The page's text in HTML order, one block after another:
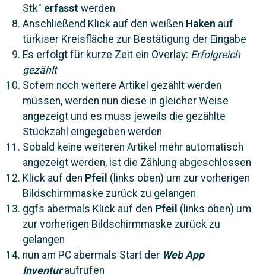
Stk" erfasstwerden
Anschließend Klick auf den weißen Haken auf
türkiser Kreisfläche zur Bestätigung der Eingabe
Es erfolgt für kurze Zeit ein Overlay: Erfolgreich
gezählt
Sofern noch weitere Artikel gezählt werden
müssen, werden nun diese in gleicher Weise
angezeigt und es muss jeweils die gezählte
Stückzahl eingegeben werden
Sobald keine weiteren Artikel mehr automatisch
angezeigt werden, ist die Zählung abgeschlossen
Klick auf den Pfeil (links oben) um zur vorherigen
Bildschirmmaske zurück zu gelangen
ggfs abermals Klick auf den Pfeil (links oben) um
zur vorherigen Bildschirmmaske zurück zu
gelangen
nun am PC abermals Start der Web App
Inventuraufrufen